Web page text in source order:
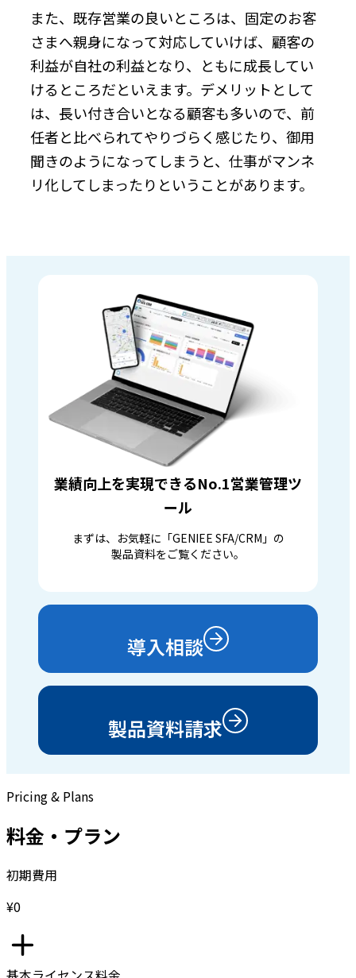
また、既存営業の良いところは、固定のお客
さまへ親身になって対応していけば、顧客の
利益が自社の利益となり、ともに成長してい
けるところだといえます。デメリットとして
は、長い付き合いとなる顧客も多いので、前
任者と比べられてやりづらく感じたり、御用
聞きのようになってしまうと、仕事がマンネ
リ化してしまったりということがあります。
業績向上を実現できるNo.1営業管理ツ
ール
まずは、お気軽に「GENIEE SFA/CRM」の
製品資料をご覧ください。
導入相談
製品資料請求
Pricing & Plans
料金・プラン
初期費用
¥0